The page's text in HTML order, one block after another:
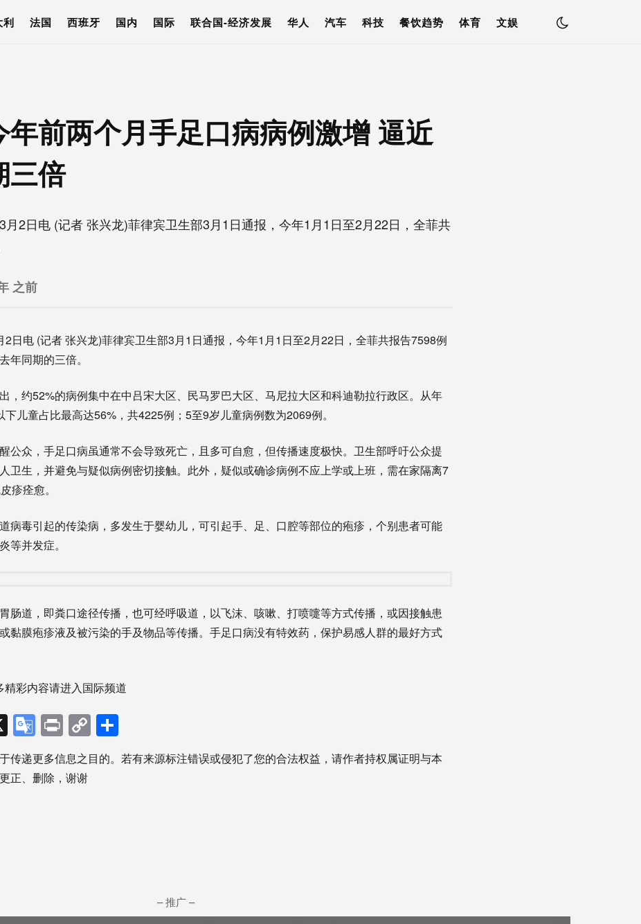
利 法国 西班牙 国内 国际 联合国-经济发展 华人 汽车 科技 餐饮趋势 体育 文娱
年前两个月手足口病病例激增 逼近
三倍
2日电 (记者 张兴龙)菲律宾卫生部3月1日通报，今年1月1日至2月22日，全菲共
之前
电 (记者 张兴龙)菲律宾卫生部3月1日通报，今年1月1日至2月22日，全菲共报告7598例
年同期的三倍。
约52%的病例集中在中吕宋大区、民马罗巴大区、马尼拉大区和科迪勒拉行政区。从年
儿童占比最高达56%，共4225例；5至9岁儿童病例数为2069例。
众，手足口病虽通常不会导致死亡，且多可自愈，但传播速度极快。卫生部呼吁公众提
卫生，并避免与疑似病例密切接触。此外，疑似或确诊病例不应上学或上班，需在家隔离7
疹痊愈。
毒引起的传染病，多发生于婴幼儿，可引起手、足、口腔等部位的疱疹，个别患者可能
等并发症。
道，即粪口途径传播，也可经呼吸道，以飞沫、咳嗽、打喷嚏等方式传播，或因接触患
黏膜疱疹液及被污染的手及物品等传播。手足口病没有特效药，保护易感人群的最好方式
精彩内容请进入国际频道
X Google
Translate
PrintCopy
Link享
传递更多信息之目的。若有来源标注错误或侵犯了您的合法权益，请作者持权属证明与本
正、删除，谢谢
– 推广 –